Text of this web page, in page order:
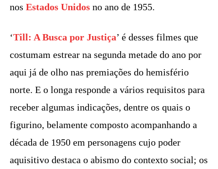
nos Estados Unidos no ano de 1955.
‘Till: A Busca por Justiça’ é desses filmes que
costumam estrear na segunda metade do ano por
aqui já de olho nas premiações do hemisfério
norte. E o longa responde a vários requisitos para
receber algumas indicações, dentre os quais o
figurino, belamente composto acompanhando a
década de 1950 em personagens cujo poder
aquisitivo destaca o abismo do contexto social; os